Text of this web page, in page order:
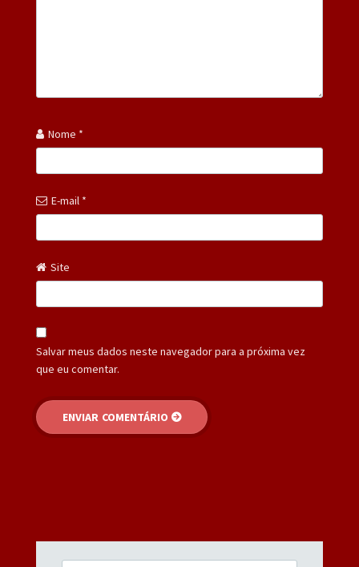
Nome *
E-mail *
Site
Salvar meus dados neste navegador para a próxima vez
que eu comentar.